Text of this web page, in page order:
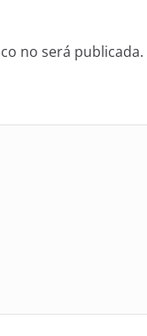
no será publicada.